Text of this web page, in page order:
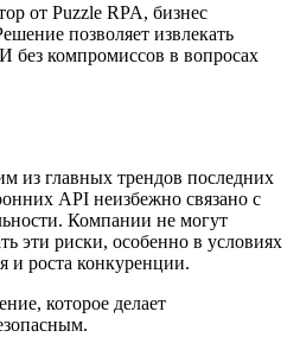
от Puzzle RPA, бизнес
позволяет извлекать
без компромиссов в вопросах
из главных трендов последних
API неизбежно связано с
Компании не могут
эти риски, особенно в условиях
и роста конкуренции.
которое делает